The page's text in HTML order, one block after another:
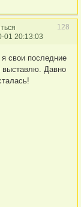
128
01 20:13:03
я свои последние
выставлю. Давно